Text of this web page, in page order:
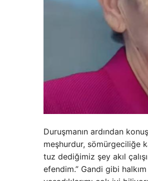
Duruşmanın ardından
meşhurdur, sömürgeciliğe
tuz dediğimiz şey akıl
efendim.” Gandi gibi